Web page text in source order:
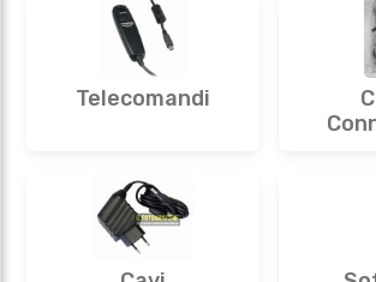
Telecomandi